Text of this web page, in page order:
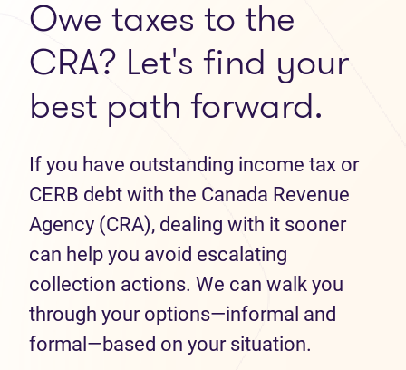
Owe taxes to the
CRA? Let's find your
best path forward.
If you have outstanding income tax or
CERB debt with the Canada Revenue
Agency (CRA), dealing with it sooner
can help you avoid escalating
collection actions. We can walk you
through your options—informal and
formal—based on your situation.